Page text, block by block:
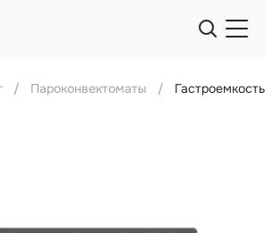
Пароконвектоматы